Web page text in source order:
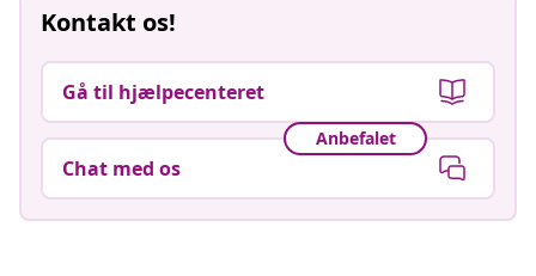
Kontakt os!
Gå til hjælpecenteret
Anbefalet
Chat med os